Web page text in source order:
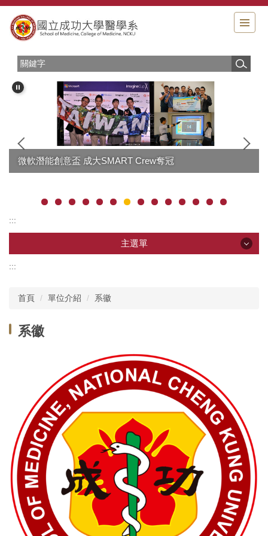
跳
到
主
區
微軟潛能創意盃 成大SMART Crew奪冠
:::
主選單
單位介紹
行政團隊
教師榮譽
委員會
學務相關
教務相關規章
課程資訊
實習活動
:::
首頁 單位介紹 系徽
系徽